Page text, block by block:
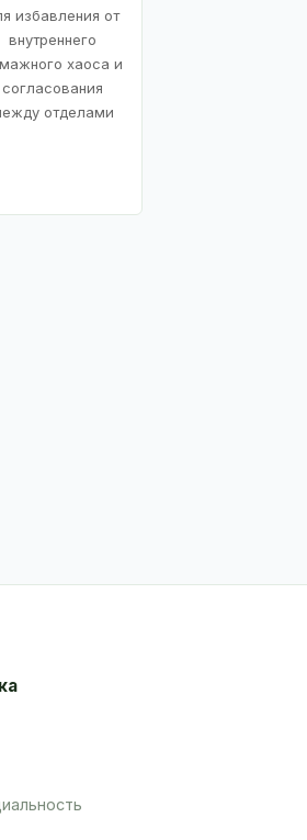
избавления от
внутреннего
хаоса и
согласования
отделами